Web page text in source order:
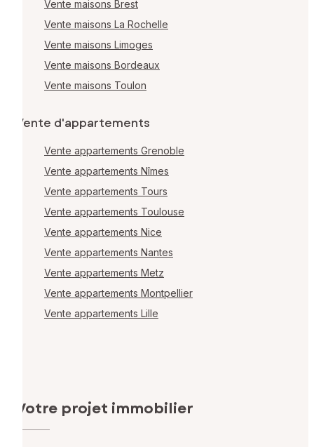
Vente maisons Brest
Vente maisons La Rochelle
Vente maisons Limoges
Vente maisons Bordeaux
Vente maisons Toulon
Vente d'appartements
Vente appartements Grenoble
Vente appartements Nîmes
Vente appartements Tours
Vente appartements Toulouse
Vente appartements Nice
Vente appartements Nantes
Vente appartements Metz
Vente appartements Montpellier
Vente appartements Lille
Votre projet immobilier